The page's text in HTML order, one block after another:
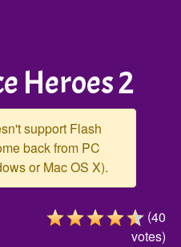
Heroes 2
support Flash
back from PC
or Mac OS X).
(40
votes)